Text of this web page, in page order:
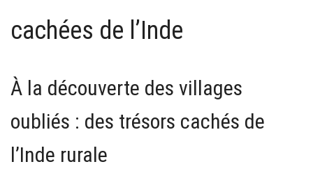
cachées de l’Inde
À la découverte des villages
oubliés : des trésors cachés de
l’Inde rurale